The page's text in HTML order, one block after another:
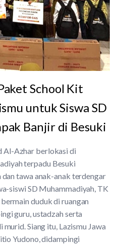
School Kit
untuk Siswa SD
Banjir di Besuki
Azhar berlokasi di
terpadu Besuki
dan tawa anak-anak terdengar
siswi SD Muhammadiyah, TK
duduk di ruangan
guru, ustadzah serta
Siang itu, Lazismu Jawa
Yudono, didampingi